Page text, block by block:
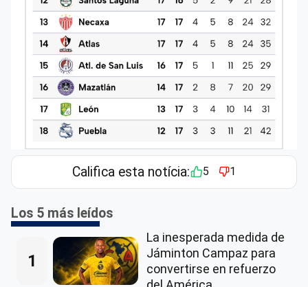
Califica esta notícia: 5 1
Los 5 más leídos
1
La inesperada medida de
Jáminton Campaz para
convertirse en refuerzo